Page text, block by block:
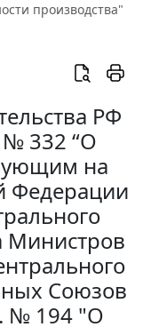
производства"
РФ
№ 332 “О
на
Федерации
Министров
Союзов
№ 194 "О